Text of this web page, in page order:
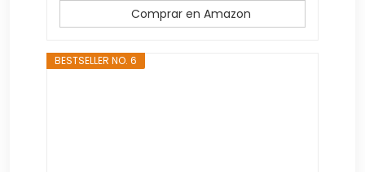
Comprar en Amazon
BESTSELLER NO. 6